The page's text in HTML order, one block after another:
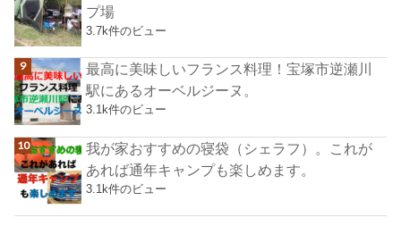
プ場
3.7k件のビュー
最高に美味しいフランス料理！宝塚市逆瀬川
駅にあるオーベルジーヌ。
3.1k件のビュー
我が家おすすめの寝袋（シェラフ）。これが
あれば通年キャンプも楽しめます。
3.1k件のビュー